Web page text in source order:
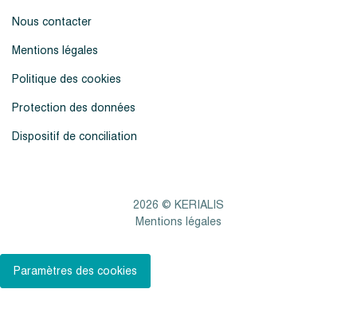
Nous contacter
Mentions légales
Politique des cookies
Protection des données
Dispositif de conciliation
2026 © KERIALIS
Mentions légales
Paramètres des cookies